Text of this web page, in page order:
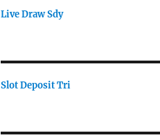
Live Draw Sdy
Slot Deposit Tri